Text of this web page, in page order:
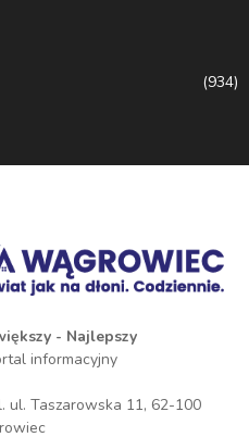
(934)
- Najlepszy
informacyjny
ul. Taszarowska 11, 62-100